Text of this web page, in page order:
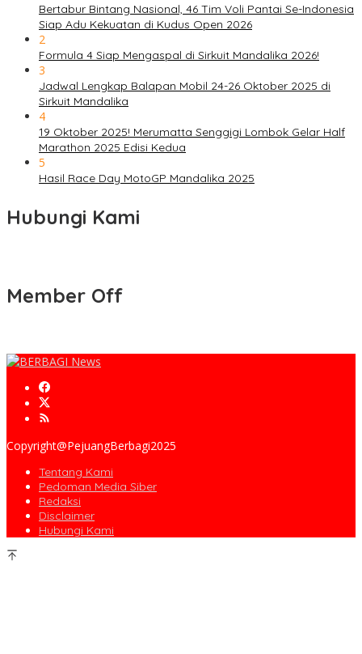
Bertabur Bintang Nasional, 46 Tim Voli Pantai Se-Indonesia
Siap Adu Kekuatan di Kudus Open 2026
2
Formula 4 Siap Mengaspal di Sirkuit Mandalika 2026!
3
Jadwal Lengkap Balapan Mobil 24-26 Oktober 2025 di
Sirkuit Mandalika
4
19 Oktober 2025! Merumatta Senggigi Lombok Gelar Half
Marathon 2025 Edisi Kedua
5
Hasil Race Day MotoGP Mandalika 2025
Hubungi Kami
Member Off
Copyright@PejuangBerbagi2025
Tentang Kami
Pedoman Media Siber
Redaksi
Disclaimer
Hubungi Kami